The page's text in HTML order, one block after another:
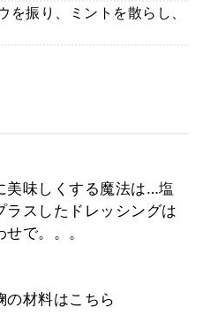
振り、ミントを散らし、
美味しくする魔法は…塩
スしたドレッシングは
で。。。
の材料はこちら